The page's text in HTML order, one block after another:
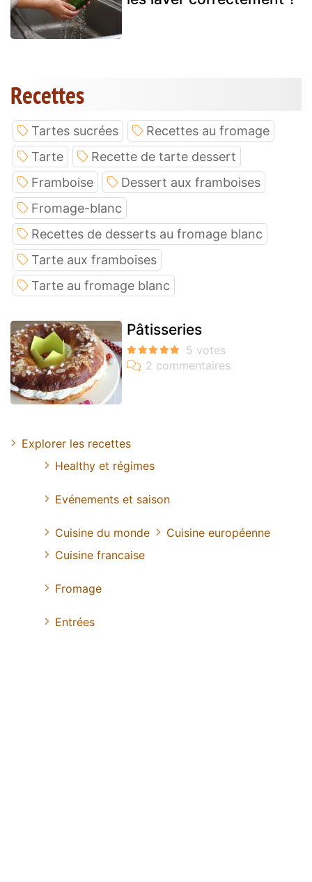
Recettes
Tartes sucrées
Recettes au fromage
Tarte
Recette de tarte dessert
Framboise
Dessert aux framboises
Fromage-blanc
Recettes de desserts au fromage blanc
Tarte aux framboises
Tarte au fromage blanc
Pâtisseries
Explorer les recettes
Healthy et régimes
Evénements et saison
Cuisine du monde
Cuisine européenne
Cuisine francaise
Fromage
Entrées